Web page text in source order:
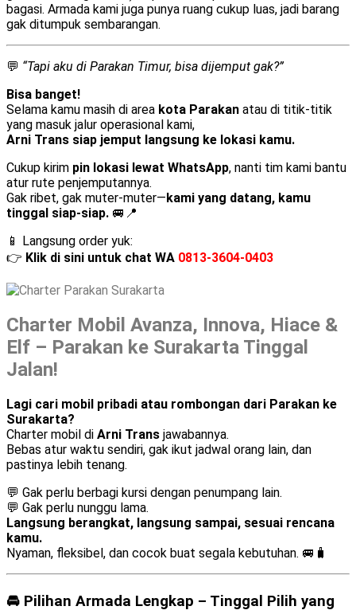
bagasi. Armada kami juga punya ruang cukup luas, jadi barang
gak ditumpuk sembarangan.
💬 “Tapi aku di Parakan Timur, bisa dijemput gak?”
Bisa banget!
Selama kamu masih di area kota Parakan atau di titik-titik
yang masuk jalur operasional kami,
Arni Trans siap jemput langsung ke lokasi kamu.
Cukup kirim pin lokasi lewat WhatsApp, nanti tim kami bantu
atur rute penjemputannya.
Gak ribet, gak muter-muter— kami yang datang, kamu
tinggal siap-siap. 🚐📍
📱 Langsung order yuk:
👉 Klik di sini untuk chat WA 0813-3604-0403
Charter Mobil Avanza, Innova, Hiace &
Elf – Parakan ke Surakarta Tinggal
Jalan!
Lagi cari mobil pribadi atau rombongan dari Parakan ke
Surakarta?
Charter mobil di Arni Trans jawabannya.
Bebas atur waktu sendiri, gak ikut jadwal orang lain, dan
pastinya lebih tenang.
💬 Gak perlu berbagi kursi dengan penumpang lain.
💬 Gak perlu nunggu lama.
Langsung berangkat, langsung sampai, sesuai rencana
kamu.
Nyaman, fleksibel, dan cocok buat segala kebutuhan. 🚐🧳
🚘 Pilihan Armada Lengkap – Tinggal Pilih yang